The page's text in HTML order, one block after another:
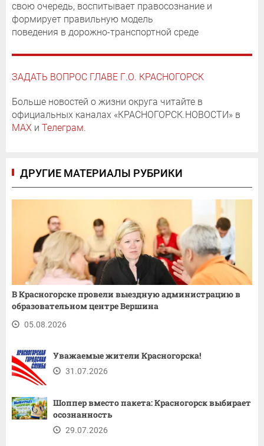
свою очередь, воспитывает правосознание и
формирует правильную модель
поведения в дорожно-транспортной среде
ЗАДАТЬ ВОПРОС ГЛАВЕ Г.О. КРАСНОГОРСК
Больше новостей о жизни округа читайте в
официальных каналах «КРАСНОГОРСК.НОВОСТИ» в
MAX и Телеграм.
ДРУГИЕ МАТЕРИАЛЫ РУБРИКИ
В Красногорске провели выездную администрацию в
образовательном центре Вершина
05.08.2026
Уважаемые жители Красногорска!
31.07.2026
Шоппер вместо пакета: Красногорск выбирает
осознанность
29.07.2026